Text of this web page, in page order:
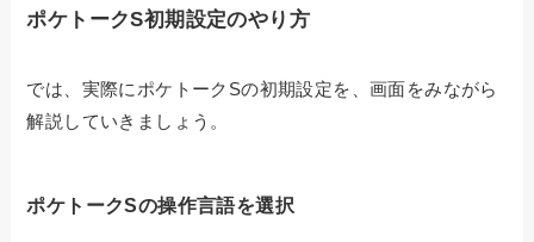
ポケトークS初期設定のやり方
では、実際にポケトークSの初期設定を、画面をみながら
解説していきましょう。
ポケトークSの操作言語を選択